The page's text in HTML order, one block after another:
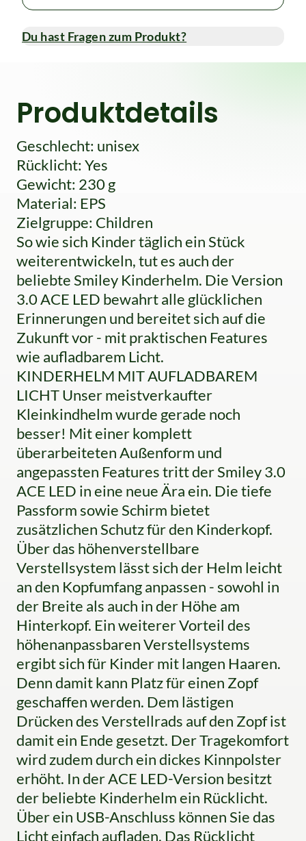
Du hast Fragen zum Produkt?
Produktdetails
Geschlecht: unisex
Rücklicht: Yes
Gewicht: 230 g
Material: EPS
Zielgruppe: Children
So wie sich Kinder täglich ein Stück
weiterentwickeln, tut es auch der
beliebte Smiley Kinderhelm. Die Version
3.0 ACE LED bewahrt alle glücklichen
Erinnerungen und bereitet sich auf die
Zukunft vor - mit praktischen Features
wie aufladbarem Licht.
KINDERHELM MIT AUFLADBAREM
LICHT Unser meistverkaufter
Kleinkindhelm wurde gerade noch
besser! Mit einer komplett
überarbeiteten Außenform und
angepassten Features tritt der Smiley 3.0
ACE LED in eine neue Ära ein. Die tiefe
Passform sowie Schirm bietet
zusätzlichen Schutz für den Kinderkopf.
Über das höhenverstellbare
Verstellsystem lässt sich der Helm leicht
an den Kopfumfang anpassen - sowohl in
der Breite als auch in der Höhe am
Hinterkopf. Ein weiterer Vorteil des
höhenanpassbaren Verstellsystems
ergibt sich für Kinder mit langen Haaren.
Denn damit kann Platz für einen Zopf
geschaffen werden. Dem lästigen
Drücken des Verstellrads auf den Zopf ist
damit ein Ende gesetzt. Der Tragekomfort
wird zudem durch ein dickes Kinnpolster
erhöht. In der ACE LED-Version besitzt
der beliebte Kinderhelm ein Rücklicht.
Über ein USB-Anschluss können Sie das
Licht einfach aufladen. Das Rücklicht